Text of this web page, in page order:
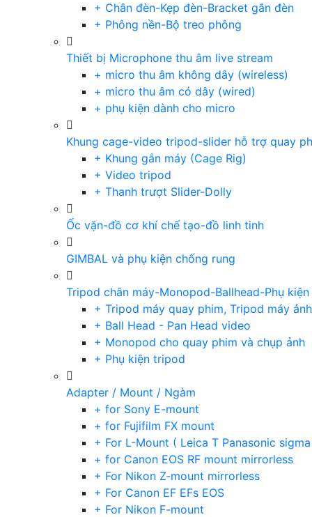
+ Chân đèn-Kẹp đèn-Bracket gắn đèn
+ Phông nền-Bộ treo phông
Thiết bị Microphone thu âm live stream
+ micro thu âm không dây (wireless)
+ micro thu âm có dây (wired)
+ phụ kiện dành cho micro
Khung cage-video tripod-slider hỗ trợ quay
+ Khung gắn máy (Cage Rig)
+ Video tripod
+ Thanh trượt Slider-Dolly
Ốc vặn-đồ cơ khí chế tạo-đồ linh tinh
GIMBAL và phụ kiện chống rung
Tripod chân máy-Monopod-Ballhead-Phụ kiện
+ Tripod máy quay phim, Tripod máy
+ Ball Head - Pan Head video
+ Monopod cho quay phim và chụp ảnh
+ Phụ kiện tripod
Adapter / Mount / Ngàm
+ for Sony E-mount
+ for Fujifilm FX mount
+ For L-Mount ( Leica T Panasonic
+ for Canon EOS RF mount mirrorless
+ For Nikon Z-mount mirrorless
+ For Canon EF EFs EOS
+ For Nikon F-mount